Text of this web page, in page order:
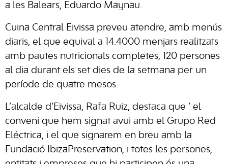
a les Balears, Eduardo Maynau.
Cuina Central Eivissa preveu atendre, amb menús
diaris, el que equival a 14.4000 menjars realitzats
amb pautes nutricionals completes, 120 persones
al dia durant els set dies de la setmana per un
període de quatre mesos.
L’alcalde d’Eivissa, Rafa Ruiz, destaca que ‘ el
conveni que hem signat avui amb el Grupo Red
Eléctrica, i el que signarem en breu amb la
Fundació IbizaPreservation, i totes les persones,